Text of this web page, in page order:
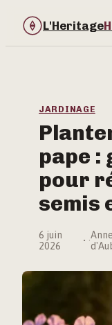
L'Heritage
Immobilier
Jardinage
Maison & Déco
JARDINAGE
pape :
pour
semis
6 juin
2026
·